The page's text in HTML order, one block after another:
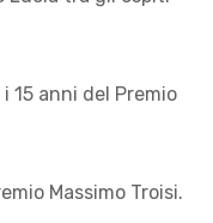
15 anni del Premio
Massimo Troisi.